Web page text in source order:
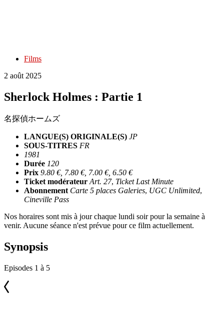
Films
2 août 2025
Sherlock Holmes : Partie 1
名探偵ホームズ
LANGUE(S) ORIGINALE(S) JP
SOUS-TITRES FR
1981
Durée 120
Prix 9.80 €, 7.80 €, 7.00 €, 6.50 €
Ticket modérateur Art. 27, Ticket Last Minute
Abonnement Carte 5 places Galeries, UGC Unlimited,
Cineville Pass
Nos horaires sont mis à jour chaque lundi soir pour la semaine à
venir. Aucune séance n'est prévue pour ce film actuellement.
Synopsis
Episodes 1 à 5